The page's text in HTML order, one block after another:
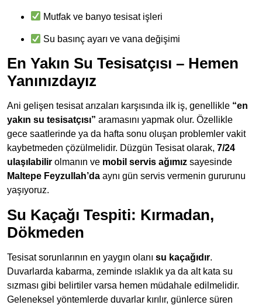
Mutfak ve banyo tesisat işleri
Su basınç ayarı ve vana değişimi
En Yakın Su Tesisatçısı – Hemen
Yanınızdayız
Ani gelişen tesisat arızaları karşısında ilk iş, genellikle “en
yakın su tesisatçısı” aramasını yapmak olur. Özellikle
gece saatlerinde ya da hafta sonu oluşan problemler vakit
kaybetmeden çözülmelidir. Düzgün Tesisat olarak, 7/24
ulaşılabilir olmanın ve mobil servis ağımız sayesinde
Maltepe Feyzullah’da aynı gün servis vermenin gururunu
yaşıyoruz.
Su Kaçağı Tespiti: Kırmadan,
Dökmeden
Tesisat sorunlarının en yaygın olanı su kaçağıdır.
Duvarlarda kabarma, zeminde ıslaklık ya da alt kata su
sızması gibi belirtiler varsa hemen müdahale edilmelidir.
Geleneksel yöntemlerde duvarlar kırılır, günlerce süren